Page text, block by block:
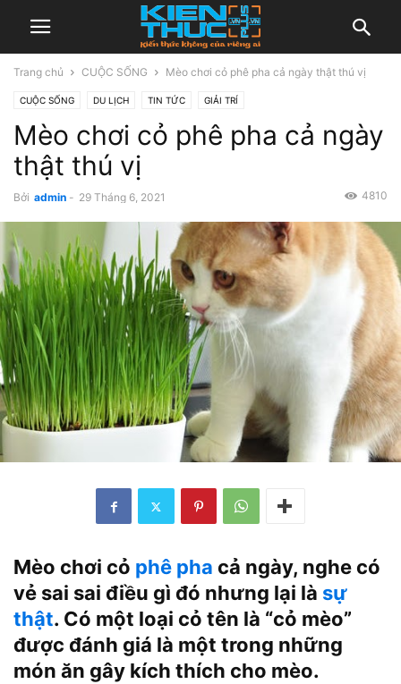
Trang chủ CUỘC SỐNG Mèo chơi cỏ phê pha cả ngày thật thú vị
CUỘC SỐNG DU LỊCH TIN TỨC GIẢI TRÍ
Mèo chơi cỏ phê pha cả ngày
thật thú vị
Bởi admin - 29 Tháng 6, 2021 4810
Mèo chơi cỏ phê pha cả ngày, nghe có
vẻ sai sai điều gì đó nhưng lại là sự
thật. Có một loại cỏ tên là “cỏ mèo”
được đánh giá là một trong những
món ăn gây kích thích cho mèo.